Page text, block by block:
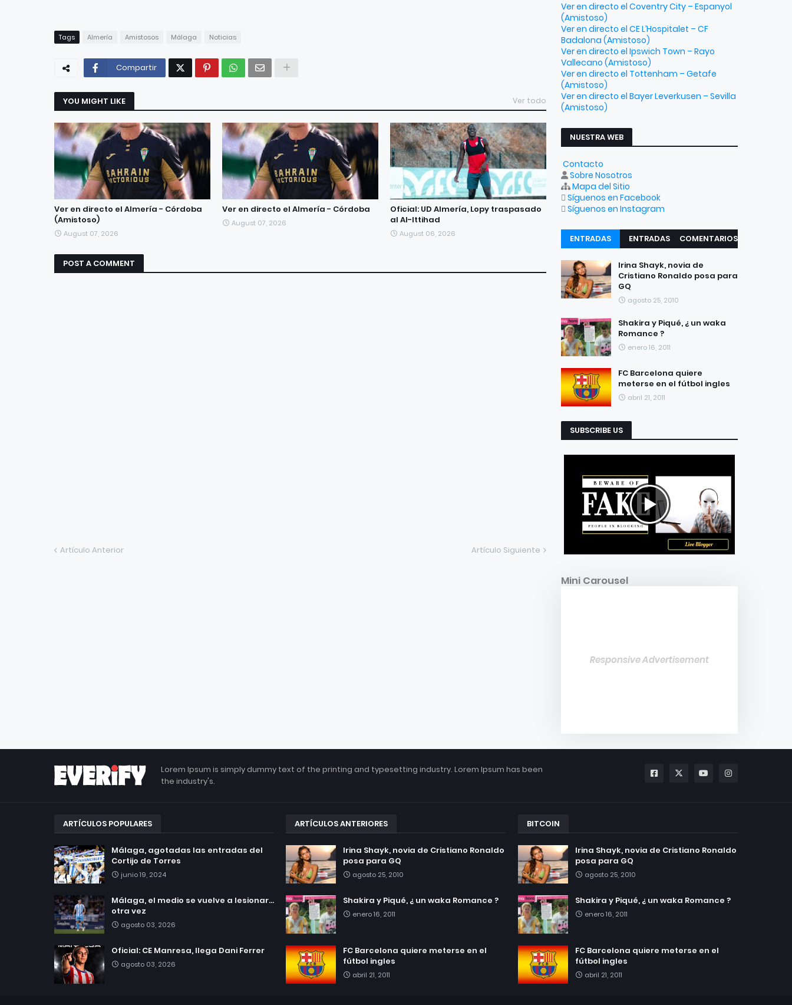
Tags Almería Amistosos Málaga Noticias
Compartir
YOU MIGHT LIKE Ver todo
Ver en directo el Almería - Córdoba
(Amistoso)
August 07, 2026
Ver en directo el Almería - Córdoba
August 07, 2026
Oficial: UD Almería, Lopy traspasado
al Al-Ittihad
August 06, 2026
POST A COMMENT
Artículo Anterior Artículo Siguiente
Ver en directo el Coventry City – Espanyol
(Amistoso)
Ver en directo el CE L’Hospitalet – CF
Badalona (Amistoso)
Ver en directo el Ipswich Town – Rayo
Vallecano (Amistoso)
Ver en directo el Tottenham – Getafe
(Amistoso)
Ver en directo el Bayer Leverkusen – Sevilla
(Amistoso)
NUESTRA WEB
Contacto
Sobre Nosotros
Mapa del Sitio
Síguenos en Facebook
Síguenos en Instagram
ENTRADAS
RECIENTES
ENTRADAS
COMENTARIOS
Irina Shayk, novia de
Cristiano Ronaldo posa para
GQ
agosto 25, 2010
Shakira y Piqué, ¿ un waka
Romance ?
enero 16, 2011
FC Barcelona quiere
meterse en el fútbol ingles
abril 21, 2011
SUBSCRIBE US
Mini Carousel
Responsive Advertisement
Lorem Ipsum is simply dummy text of the printing and typesetting industry. Lorem Ipsum has been
the industry's.
ARTÍCULOS POPULARES
Málaga, agotadas las entradas del
Cortijo de Torres
junio 19, 2024
Málaga, el medio se vuelve a lesionar...
otra vez
agosto 03, 2026
Oficial: CE Manresa, llega Dani Ferrer
agosto 03, 2026
ARTÍCULOS ANTERIORES
Irina Shayk, novia de Cristiano Ronaldo
posa para GQ
agosto 25, 2010
Shakira y Piqué, ¿ un waka Romance ?
enero 16, 2011
FC Barcelona quiere meterse en el
fútbol ingles
abril 21, 2011
BITCOIN
Irina Shayk, novia de Cristiano Ronaldo
posa para GQ
agosto 25, 2010
Shakira y Piqué, ¿ un waka Romance ?
enero 16, 2011
FC Barcelona quiere meterse en el
fútbol ingles
abril 21, 2011